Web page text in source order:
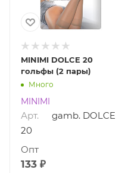
MINIMI DOLCE 20
гольфы (2 пары)
Много
MINIMI
Арт.
gamb. DOLCE
20
133 ₽
Опт